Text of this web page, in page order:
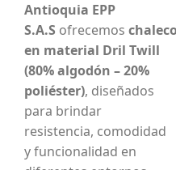
Antioquia EPP
S.A.S ofrecemos
en material Dril Twill
(80% algodón – 20%
poliéster), diseñados
para brindar
resistencia, comodidad
y funcionalidad en